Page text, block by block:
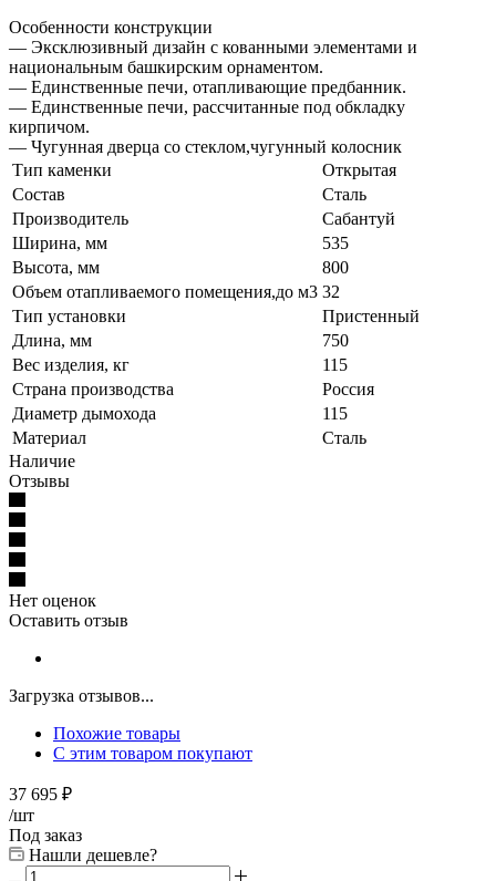
Особенности конструкции
— Эксклюзивный дизайн с кованными элементами и
национальным башкирским орнаментом.
— Единственные печи, отапливающие предбанник.
— Единственные печи, рассчитанные под обкладку
кирпичом.
— Чугунная дверца со стеклом,чугунный колосник
Тип каменки
Открытая
Состав
Сталь
Производитель
Сабантуй
Ширина, мм
535
Высота, мм
800
Объем отапливаемого помещения,до м3 32
Тип установки
Пристенный
Длина, мм
750
Вес изделия, кг
115
Страна производства
Россия
Диаметр дымохода
115
Материал
Сталь
Наличие
Отзывы
Нет оценок
Оставить отзыв
Загрузка отзывов...
Похожие товары
С этим товаром покупают
37 695 ₽
/шт
Под заказ
Нашли дешевле?